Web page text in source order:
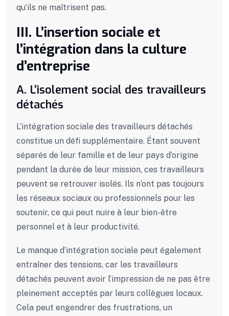
qu’ils ne maîtrisent pas.
III. L’insertion sociale et
l’intégration dans la culture
d’entreprise
A. L’isolement social des travailleurs
détachés
L’intégration sociale des travailleurs détachés
constitue un défi supplémentaire. Étant souvent
séparés de leur famille et de leur pays d’origine
pendant la durée de leur mission, ces travailleurs
peuvent se retrouver isolés. Ils n’ont pas toujours
les réseaux sociaux ou professionnels pour les
soutenir, ce qui peut nuire à leur bien-être
personnel et à leur productivité.
Le manque d’intégration sociale peut également
entraîner des tensions, car les travailleurs
détachés peuvent avoir l’impression de ne pas être
pleinement acceptés par leurs collègues locaux.
Cela peut engendrer des frustrations, un